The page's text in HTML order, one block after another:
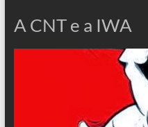
A CNT e a IWA